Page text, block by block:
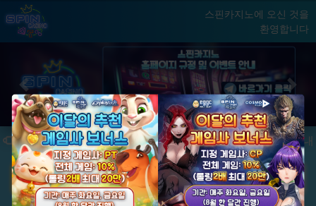
스핀카지노에 오신 것을
환영합니다
게임
Previous
Next
★ 국내 최초, 국내